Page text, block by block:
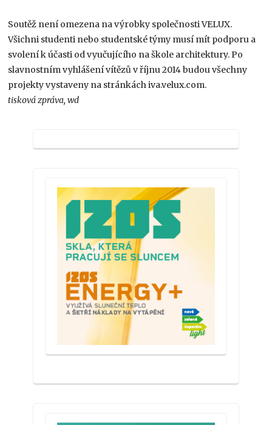
Soutěž není omezena na výrobky společnosti VELUX.
Všichni studenti nebo studentské týmy musí mít podporu a
svolení k účasti od vyučujícího na škole architektury. Po
slavnostním vyhlášení vítězů v říjnu 2014 budou všechny
projekty vystaveny na stránkách iva.velux.com.
tisková zpráva, wd